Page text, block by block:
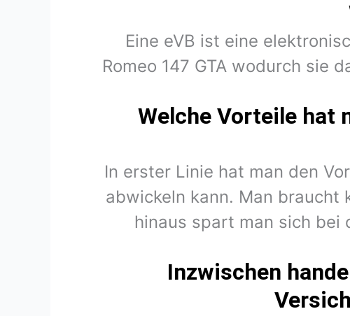
Eine eVB ist eine
Romeo 147 GTA wodurch sie
Welche Vorteile hat
In erster Linie hat man den
abwickeln kann. Man braucht
hinaus spart man sich bei
Inzwischen